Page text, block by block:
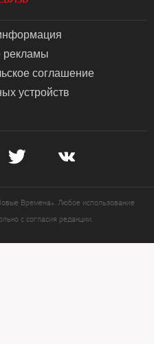
соглашение
устройств
Времена». Любое использование
с согласия редакции.